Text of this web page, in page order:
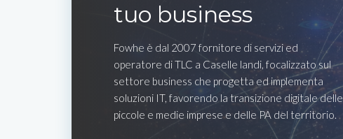
tuo business
Fowhe è dal 2007 fornitore di servizi ed
operatore di TLC a Caselle landi, focalizzato sul
settore business che progetta ed implementa
soluzioni IT, favorendo la transizione digitale delle
piccole e medie imprese e delle PA del territorio.